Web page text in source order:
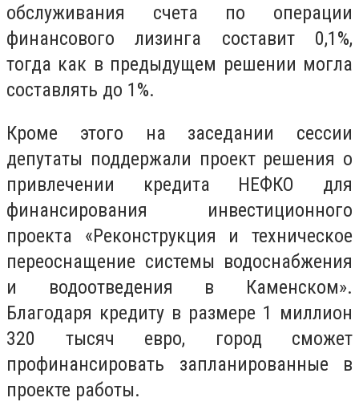
обслуживания счета по операции
финансового лизинга составит 0,1%,
тогда как в предыдущем решении могла
составлять до 1%.
Кроме этого на заседании сессии
депутаты поддержали проект решения о
привлечении кредита НЕФКО для
финансирования инвестиционного
проекта «Реконструкция и техническое
переоснащение системы водоснабжения
и водоотведения в Каменском».
Благодаря кредиту в размере 1 миллион
320 тысяч евро, город сможет
профинансировать запланированные в
проекте работы.